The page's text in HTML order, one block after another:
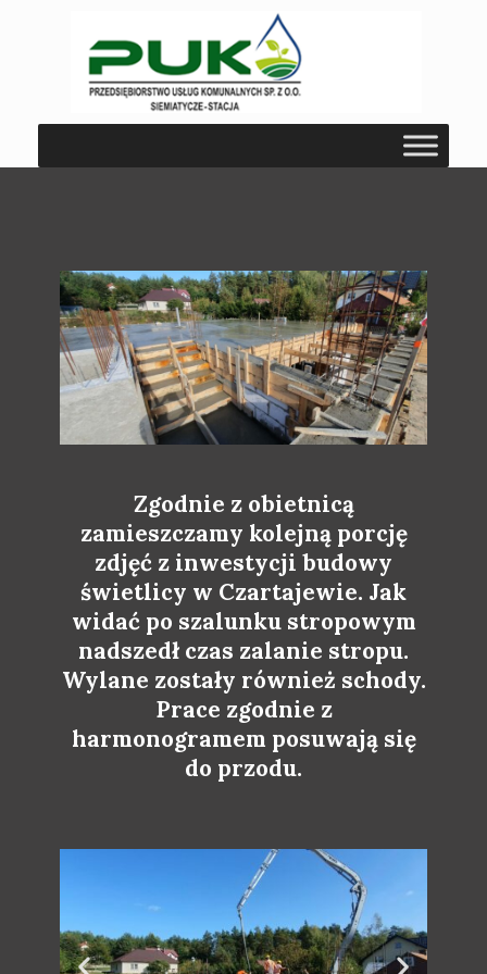
Zgodnie z obietnicą
zamieszczamy kolejną porcję
zdjęć z inwestycji budowy
świetlicy w Czartajewie. Jak
widać po szalunku stropowym
nadszedł czas zalanie stropu.
Wylane zostały również schody.
Prace zgodnie z
harmonogramem posuwają się
do przodu.